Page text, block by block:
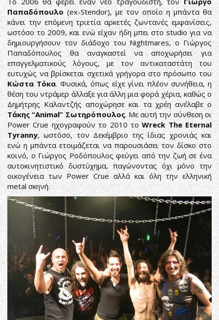
Παπαδόπουλο (ex-Stendor), με τον οποίο η μπάντα θα
κάνει την επόμενη τριετία αρκετές ζωντανές εμφανίσεις,
ωστόσο το 2009, και ενώ είχαν ήδη μπει στο studio για να
δημιουργήσουν τον διάδοχο του Nightmares, ο Γιώργος
Παπαδόπουλος θα αναγκαστεί να αποχωρήσει για
επαγγελματικούς λόγους, με τον αντικαταστάτη του
ευτυχώς να βρίσκεται σχετικά γρήγορα στο πρόσωπο του
Κώστα Τόκα. Φυσικά, όπως είχε γίνει πλέον συνήθεια, η
θέση του ντράμερ άλλαξε για άλλη μια φορά χέρια, καθώς ο
Δημήτρης Καλαντζής αποχώρησε και τα χρέη ανέλαβε ο
Τάκης “Animal” Σωτηρόπουλος. Με αυτή την σύνθεση οι
Power Crue ηχογραφούν το 2010 τοWreck The Eternal
Tyranny, ωστόσο, τον Δεκέμβριο της ίδιας χρονιάς και
ενώ η μπάντα ετοιμάζεται να παρουσιάσει τον δίσκο στο
κοινό, ο Γιώργος Ροδόπουλος φεύγει από την ζωή σε ένα
αυτοκινητιστικό δυστύχημα, παγώνοντας όχι μόνο την
οικογένεια των Power Crue αλλά και όλη την ελληνική
metal σκηνή.